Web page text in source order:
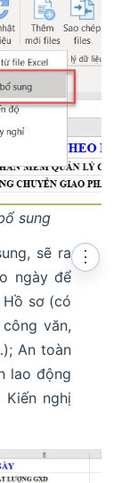
sung
sẽ ra
ngày để
Hồ sơ (có
văn,
An toàn
lao động
nghị
⋮